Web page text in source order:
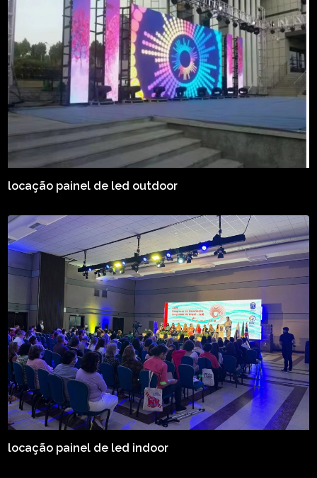
locação painel de led outdoor
locação painel de led indoor